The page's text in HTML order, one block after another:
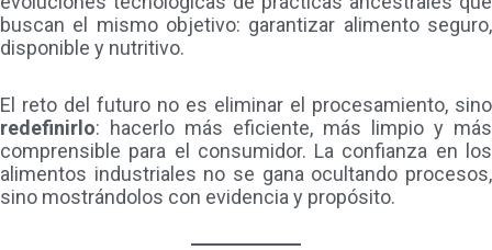
buscan el mismo objetivo: garantizar alimento seguro,
disponible y nutritivo.
El reto del futuro no es eliminar el procesamiento, sino
redefinirlo: hacerlo más eficiente, más limpio y más
comprensible para el consumidor. La confianza en los
alimentos industriales no se gana ocultando procesos,
sino mostrándolos con evidencia y propósito.